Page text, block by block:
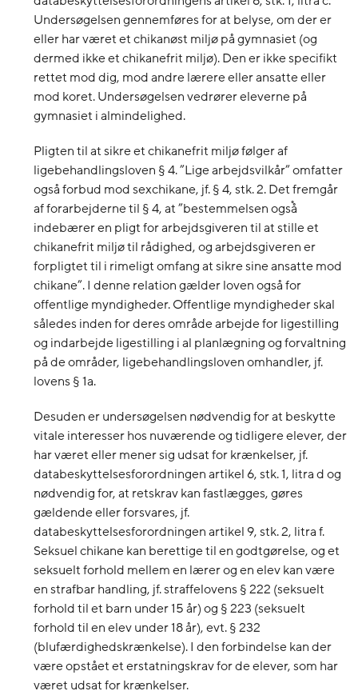
Undersøgelsen gennemføres for at belyse, om der er
eller har været et chikanøst miljø på gymnasiet (og
dermed ikke et chikanefrit miljø). Den er ikke specifikt
rettet mod dig, mod andre lærere eller ansatte eller
mod koret. Undersøgelsen vedrører eleverne på
gymnasiet i almindelighed.
Pligten til at sikre et chikanefrit miljø følger af
ligebehandlingsloven § 4. ”Lige arbejdsvilkår” omfatter
også forbud mod sexchikane, jf. § 4, stk. 2. Det fremgår
af forarbejderne til § 4, at ”bestemmelsen også̊
indebærer en pligt for arbejdsgiveren til at stille et
chikanefrit miljø til rådighed, og arbejdsgiveren er
forpligtet til i rimeligt omfang at sikre sine ansatte mod
chikane”. I denne relation gælder loven også for
offentlige myndigheder. Offentlige myndigheder skal
således inden for deres område arbejde for ligestilling
og indarbejde ligestilling i al planlægning og forvaltning
på de områder, ligebehandlingsloven omhandler, jf.
lovens § 1a.
Desuden er undersøgelsen nødvendig for at beskytte
vitale interesser hos nuværende og tidligere elever, der
har været eller mener sig udsat for krænkelser, jf.
databeskyttelsesforordningen artikel 6, stk. 1, litra d og
nødvendig for, at retskrav kan fastlægges, gøres
gældende eller forsvares, jf.
databeskyttelsesforordningen artikel 9, stk. 2, litra f.
Seksuel chikane kan berettige til en godtgørelse, og et
seksuelt forhold mellem en lærer og en elev kan være
en strafbar handling, jf. straffelovens § 222 (seksuelt
forhold til et barn under 15 år) og § 223 (seksuelt
forhold til en elev under 18 år), evt. § 232
(blufærdighedskrænkelse). I den forbindelse kan der
være opstået et erstatningskrav for de elever, som har
været udsat for krænkelser.